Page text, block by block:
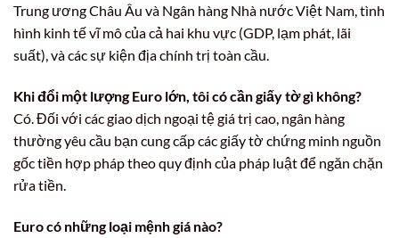
Trung ương Châu Âu và Ngân hàng Nhà nước Việt Nam, tình
hình kinh tế vĩ mô của cả hai khu vực (GDP, lạm phát, lãi
suất), và các sự kiện địa chính trị toàn cầu.
Khi đổi một lượng Euro lớn, tôi có cần giấy tờ gì không?
Có. Đối với các giao dịch ngoại tệ giá trị cao, ngân hàng
thường yêu cầu bạn cung cấp các giấy tờ chứng minh nguồn
gốc tiền hợp pháp theo quy định của pháp luật để ngăn chặn
rửa tiền.
Euro có những loại mệnh giá nào?